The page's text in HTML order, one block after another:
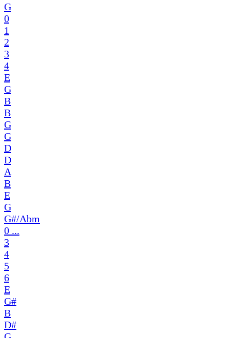
G
0
1
2
3
4
E
G
B
B
G
G
D
D
A
B
E
G
G#/Abm
0 ...
3
4
5
6
E
G#
B
D#